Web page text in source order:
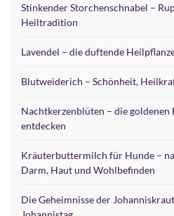
Stinkender Storchenschnabel –
Heiltradition
Lavendel – die duftende
Blutweiderich – Schönheit,
Nachtkerzenblüten – die
entdecken
Kräuterbuttermilch für Hunde –
Darm, Haut und Wohlbefinden
Die Geheimnisse der